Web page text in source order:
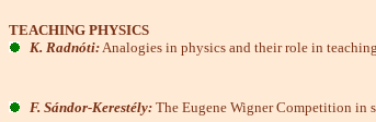
TEACHING PHYSICS
K. Radnóti:Analogies in physics and their role in teaching
F. Sándor-Kerestély: The Eugene Wigner Competition in